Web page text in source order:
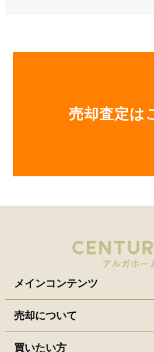
売却査定は
メインコンテンツ
売却について
買いたい方